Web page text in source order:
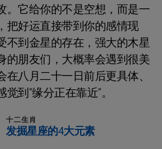
。它给你的不是空想，而是一
把好运直接带到你的感情现
不到金星的存在，强大的木星
的朋友们，大概率会遇到很美
八月二十一日前后更具体、
到“缘分正在靠近”。
十二生肖
发掘星座的4大元素